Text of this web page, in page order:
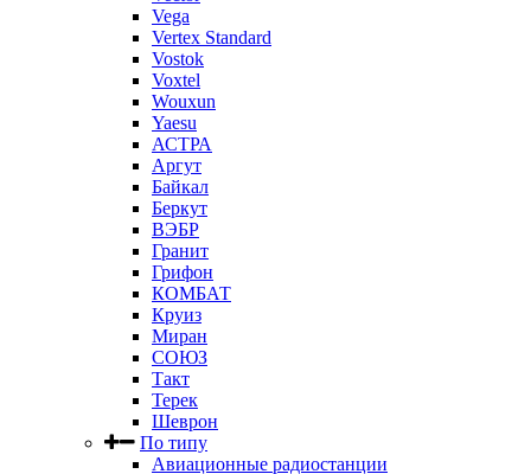
Vega
Vertex Standard
Vostok
Voxtel
Wouxun
Yaesu
АСТРА
Аргут
Байкал
Беркут
ВЭБР
Гранит
Грифон
КОМБАТ
Круиз
Миран
СОЮЗ
Такт
Терек
Шеврон
По типу
Авиационные радиостанции